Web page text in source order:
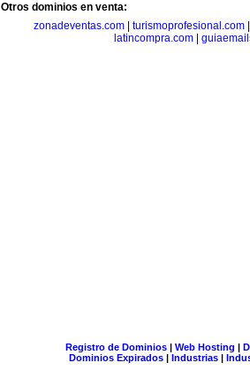
Otros dominios en venta:
zonadeventas.com| turismoprofesional.com
latincompra.com|
Registro de Dominios| Web Hosting |
Dominios Expirados | Industrias |